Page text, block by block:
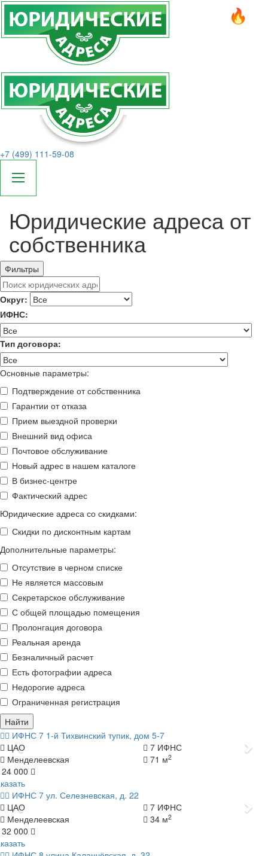
+7 (499) 111-59-08
Юридические адреса от
собственника
Фильтры
Округ:
ИФНС:
Тип договора:
Основные параметры:
Подтверждение от собственника
Гарантии от отказа
Прием выездной проверки
Внешний вид офиса
Почтовое обслуживание
Новый адрес в нашем каталоге
В бизнес-центре
Фактический адрес
Юридические адреса со скидками:
Скидки по дисконтным картам
Дополнительные параметры:
Отсутствие в черном списке
Не является массовым
Секретарское обслуживание
С общей площадью помещения
Пролонгация договора
Реальная аренда
Безналичный расчет
Есть фотографии адреса
Недорогие адреса
Ограниченная регистрация
Найти
ИФНС 7 1-й Тихвинский тупик, дом 5-7
Назад
ЦАО
7 ИФНС
Менделеевская
71 м2
24 000
ИФНС 7 ул. Селезневская, д. 22
Назад
ЦАО
7 ИФНС
Менделеевская
34 м2
32 000